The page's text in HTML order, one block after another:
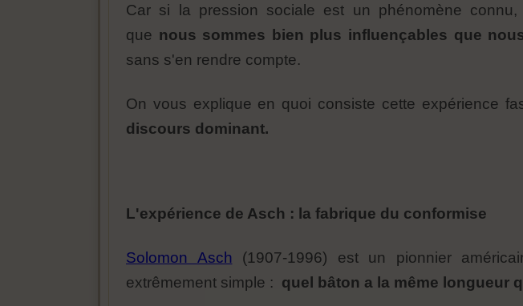
Car si la pression sociale est un phénomène
que nous sommes bien plus influençables que
sans s'en rendre compte.
On vous explique en quoi consiste cette expérience
discours dominant.
L'expérience de Asch : la fabrique du conformise
Solomon Asch (1907-1996) est un pionnier
extrêmement simple : quel bâton a la même longueur